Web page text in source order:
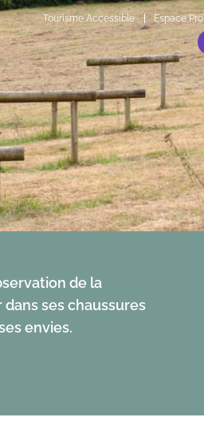
Tourisme Accessible Espace Pro
de la
dans ses chaussures
envies.